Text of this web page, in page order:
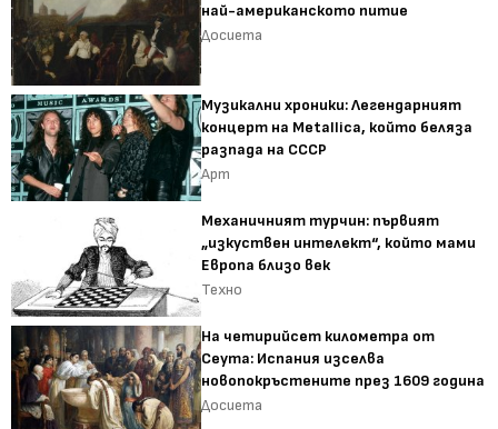
най-американското питие
Досиета
Музикални хроники: Легендарният
концерт на Metallica, който беляза
разпада на СССР
Арт
Механичният турчин: първият
„изкуствен интелект“, който мами
Европа близо век
Техно
На четирийсет километра от
Сеута: Испания изселва
новопокръстените през 1609 година
Досиета